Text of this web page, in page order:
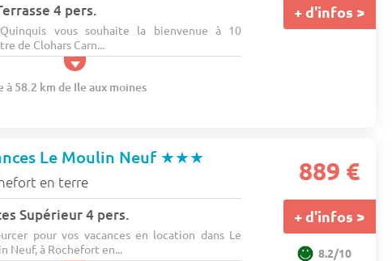
4 pers.
vous souhaite la bienvenue à 10
de Clohars Carn...
à 58.2 km de Ile aux moines
+ d'infos >
Le Moulin Neuf★★★
en terre
Supérieur 4 pers.
pour vos vacances en location dans Le
Neuf, à Rochefort en...
889 €
+ d'infos >
8.2/10